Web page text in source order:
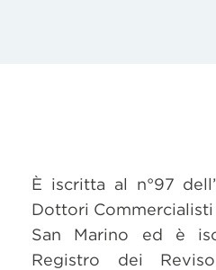
È iscritta al n°97
Dottori
San Marino ed è
Registro dei